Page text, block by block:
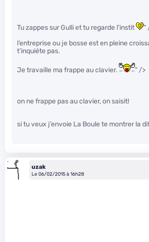
Tu zappes sur Gulli et tu regarde l’instit
"
l’entreprise ou je bosse est en pleine
t’inquiéte pas.
Je travaille ma frappe au clavier. " />
on ne frappe pas au clavier, on saisit!
si tu veux j’envoie La Boule te montrer la
uzak
Le 06/02/2015 à 16h28